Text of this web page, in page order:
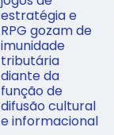
estratégia e
RPG gozam de
imunidade
tributária
diante da
função de
difusão cultural
e informacional